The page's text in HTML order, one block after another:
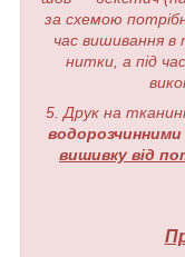
за схемою
час вишивання в
нитки, а під
5. Друк на
водорозчинними
вишивку від